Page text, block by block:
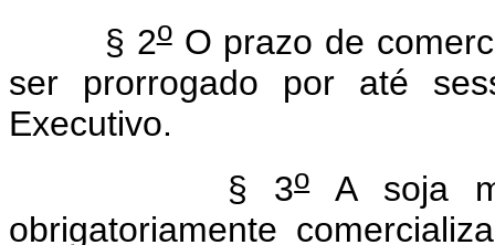
§ 2oO prazo de
ser prorrogado por até
Executivo.
§ 3oA soja
obrigatoriamente